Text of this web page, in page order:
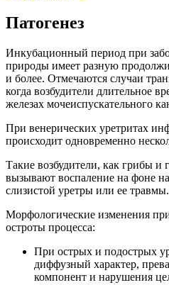
Патогенез
Инкубационный период при
природы имеет разную
и более. Отмечаются случаи
когда возбудители длительное
железах мочеиспускательного
При венерических уретритах
происходит одновременно
Такие возбудители, как грибы и
вызывают воспаление на фоне
слизистой уретры или ее травмы.
Морфологические изменения
остроты процесса:
При острых и подострых
диффузный характер,
компонент и нарушения